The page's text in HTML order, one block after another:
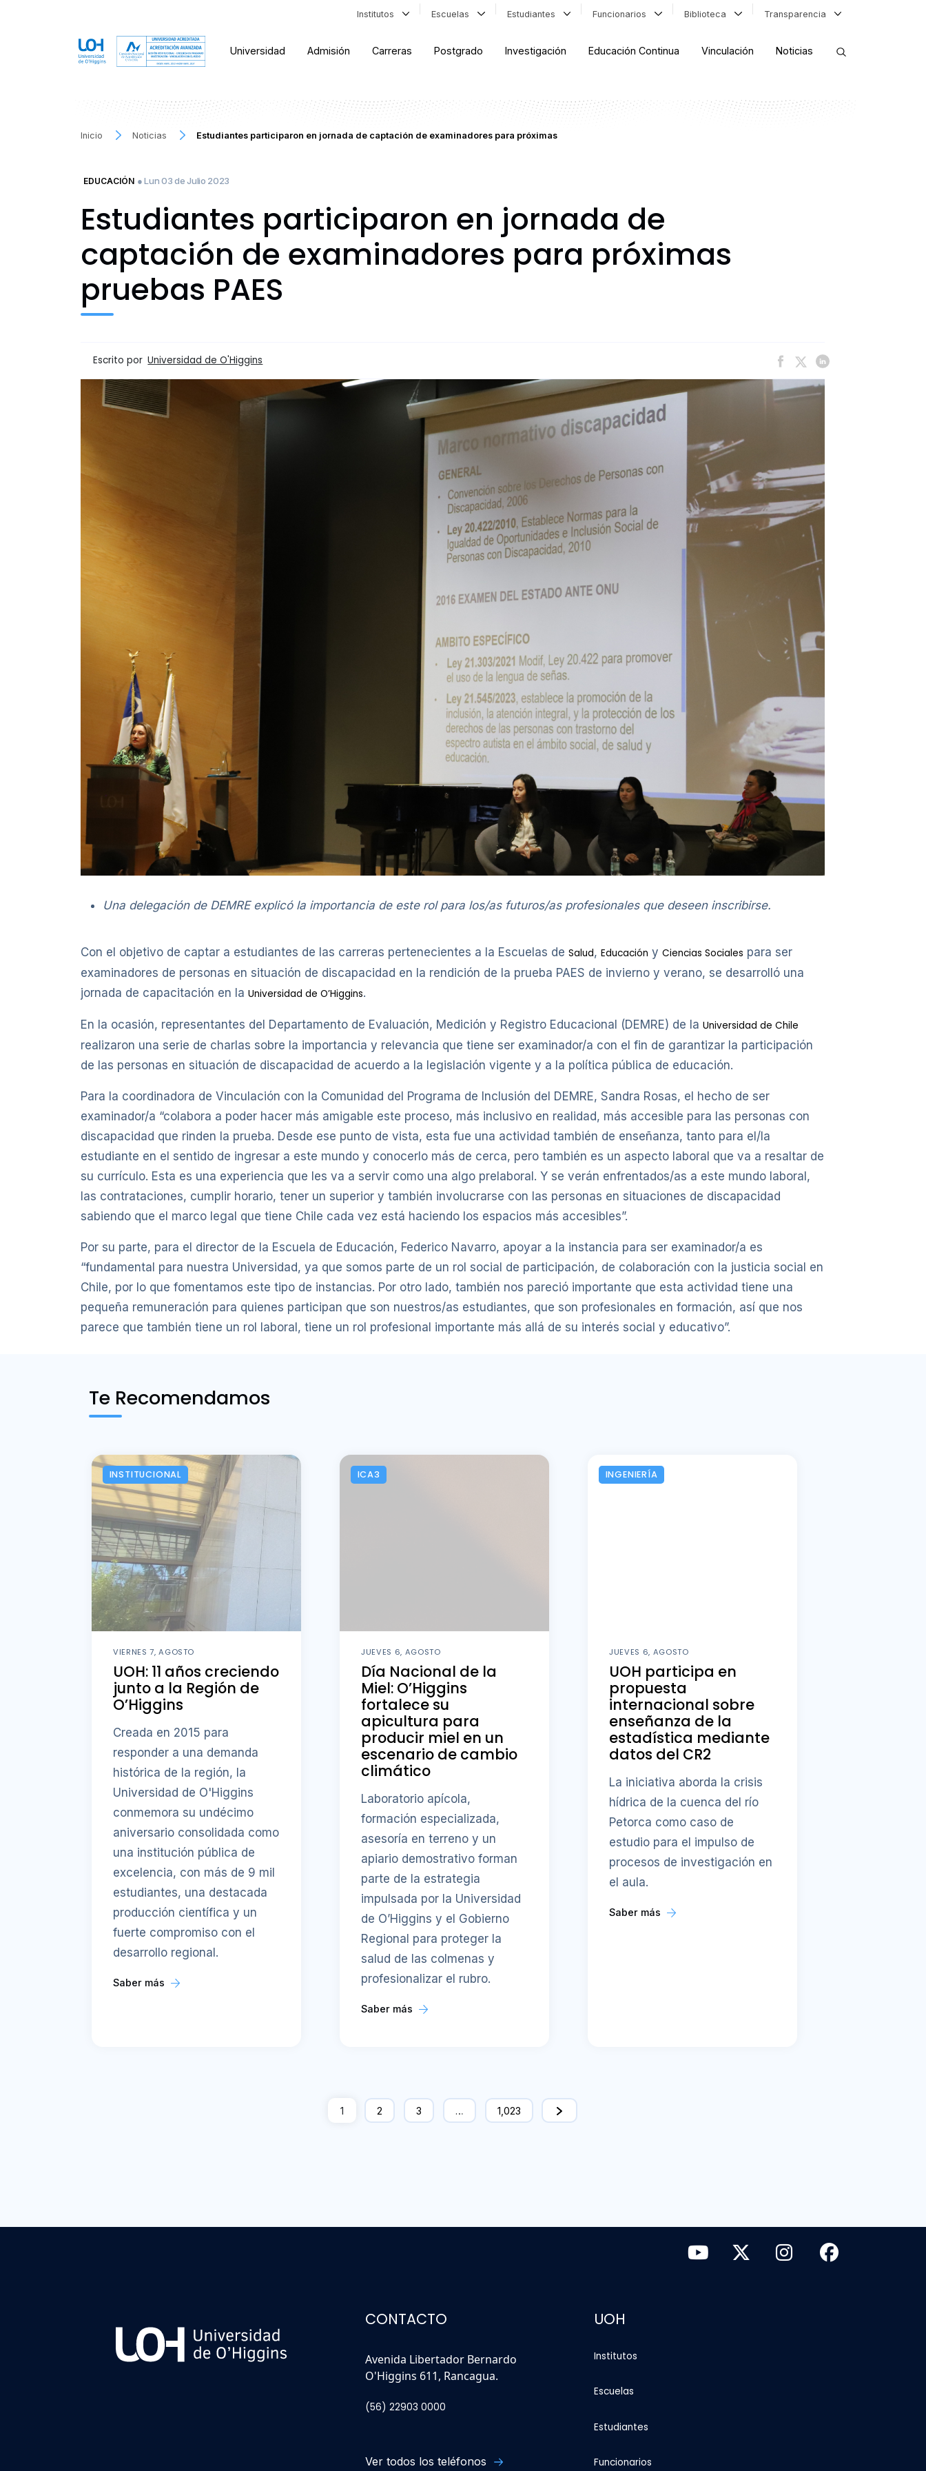
Institutos Escuelas Estudiantes Funcionarios Biblioteca Transparencia
Universidad Admisión Carreras Postgrado Investigación Educación Continua Vinculación Noticias
Inicio Noticias Estudiantes participaron en jornada de captación de examinadores para próximas
EDUCACIÓN ● Lun 03 de Julio 2023
Estudiantes participaron en jornada de
captación de examinadores para próximas
pruebas PAES
Escrito por Universidad de O'Higgins
Una delegación de DEMRE explicó la importancia de este rol para los/as futuros/as profesionales que deseen inscribirse.
Con el objetivo de captar a estudiantes de las carreras pertenecientes a la Escuelas de Salud, Educación y Ciencias Sociales para ser
examinadores de personas en situación de discapacidad en la rendición de la prueba PAES de invierno y verano, se desarrolló una
jornada de capacitación en la Universidad de O’Higgins.
En la ocasión, representantes del Departamento de Evaluación, Medición y Registro Educacional (DEMRE) de la Universidad de Chile
realizaron una serie de charlas sobre la importancia y relevancia que tiene ser examinador/a con el fin de garantizar la participación
de las personas en situación de discapacidad de acuerdo a la legislación vigente y a la política pública de educación.
Para la coordinadora de Vinculación con la Comunidad del Programa de Inclusión del DEMRE, Sandra Rosas, el hecho de ser
examinador/a “colabora a poder hacer más amigable este proceso, más inclusivo en realidad, más accesible para las personas con
discapacidad que rinden la prueba. Desde ese punto de vista, esta fue una actividad también de enseñanza, tanto para el/la
estudiante en el sentido de ingresar a este mundo y conocerlo más de cerca, pero también es un aspecto laboral que va a resaltar de
su currículo. Esta es una experiencia que les va a servir como una algo prelaboral. Y se verán enfrentados/as a este mundo laboral,
las contrataciones, cumplir horario, tener un superior y también involucrarse con las personas en situaciones de discapacidad
sabiendo que el marco legal que tiene Chile cada vez está haciendo los espacios más accesibles”.
Por su parte, para el director de la Escuela de Educación, Federico Navarro, apoyar a la instancia para ser examinador/a es
“fundamental para nuestra Universidad, ya que somos parte de un rol social de participación, de colaboración con la justicia social en
Chile, por lo que fomentamos este tipo de instancias. Por otro lado, también nos pareció importante que esta actividad tiene una
pequeña remuneración para quienes participan que son nuestros/as estudiantes, que son profesionales en formación, así que nos
parece que también tiene un rol laboral, tiene un rol profesional importante más allá de su interés social y educativo”.
Te Recomendamos
INSTITUCIONAL
VIERNES 7, AGOSTO
UOH: 11 años creciendo
junto a la Región de
O’Higgins
Creada en 2015 para
responder a una demanda
histórica de la región, la
Universidad de O'Higgins
conmemora su undécimo
aniversario consolidada como
una institución pública de
excelencia, con más de 9 mil
estudiantes, una destacada
producción científica y un
fuerte compromiso con el
desarrollo regional.
Saber más
ICA3
JUEVES 6, AGOSTO
Día Nacional de la
Miel: O’Higgins
fortalece su
apicultura para
producir miel en un
escenario de cambio
climático
Laboratorio apícola,
formación especializada,
asesoría en terreno y un
apiario demostrativo forman
parte de la estrategia
impulsada por la Universidad
de O’Higgins y el Gobierno
Regional para proteger la
salud de las colmenas y
profesionalizar el rubro.
Saber más
INGENIERÍA
JUEVES 6, AGOSTO
UOH participa en
propuesta
internacional sobre
enseñanza de la
estadística mediante
datos del CR2
La iniciativa aborda la crisis
hídrica de la cuenca del río
Petorca como caso de
estudio para el impulso de
procesos de investigación en
el aula.
Saber más
1 2 3 … 1,023
CONTACTO
Avenida Libertador Bernardo
O'Higgins 611, Rancagua.
(56) 22903 0000
Ver todos los teléfonos
UOH
Institutos
Escuelas
Estudiantes
Funcionarios